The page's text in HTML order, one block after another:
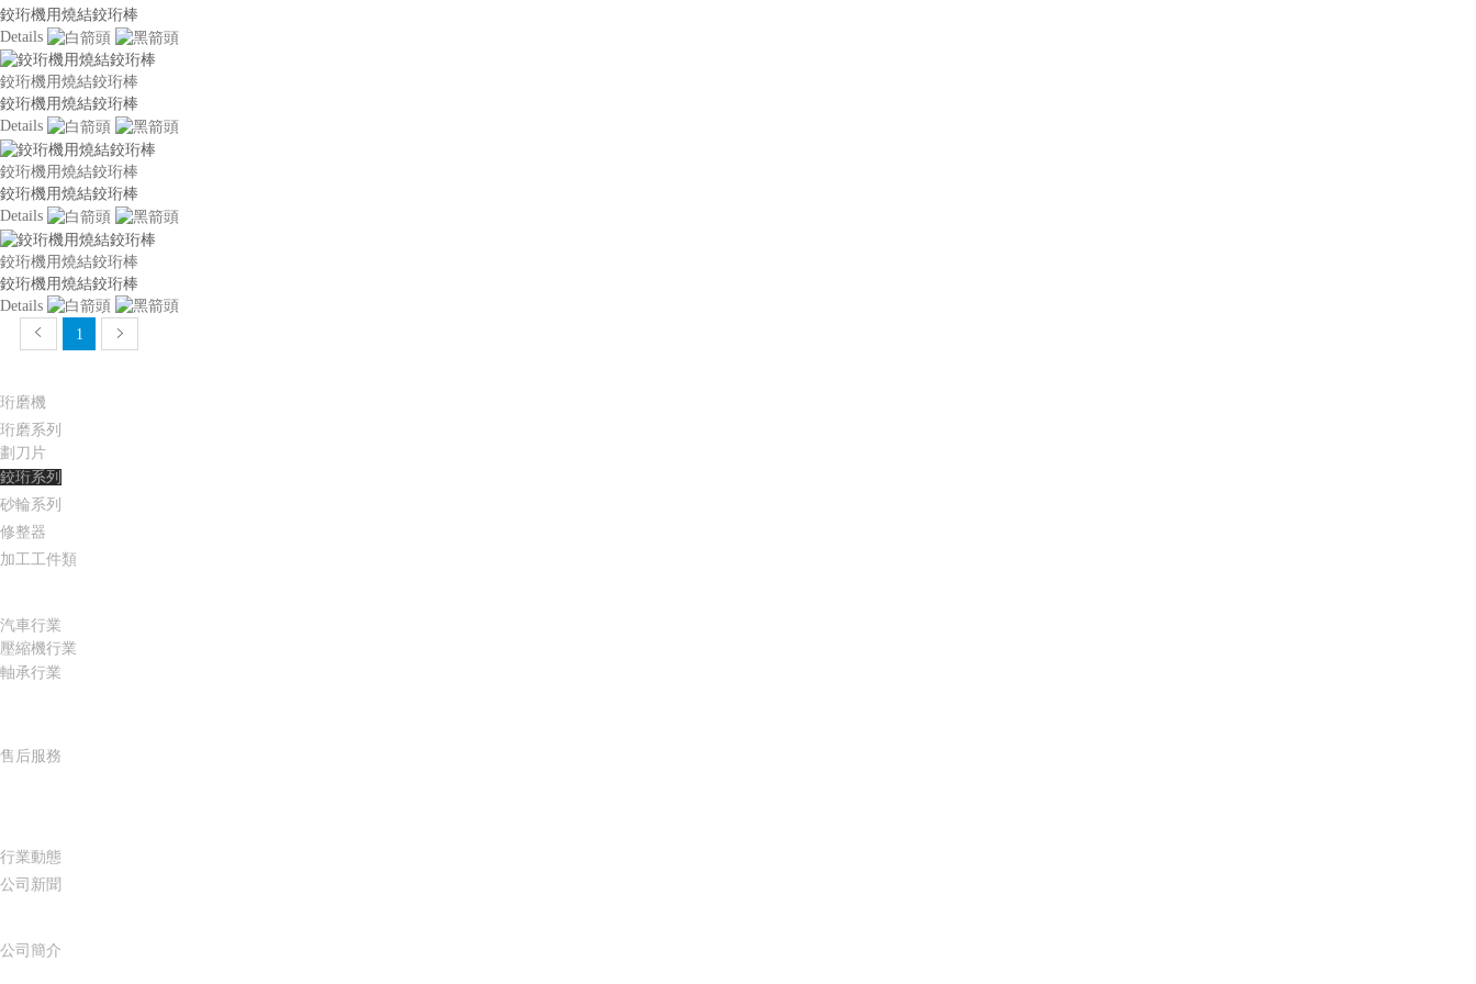
鉸珩機用燒結鉸珩棒
Details
鉸珩機用燒結鉸珩棒
鉸珩機用燒結鉸珩棒
Details
鉸珩機用燒結鉸珩棒
鉸珩機用燒結鉸珩棒
Details
鉸珩機用燒結鉸珩棒
鉸珩機用燒結鉸珩棒
Details
1
珩磨機
珩磨系列
劃刀片
鉸珩系列
砂輪系列
修整器
加工工件類
汽車行業
壓縮機行業
軸承行業
售后服務
行業動態
公司新聞
公司簡介